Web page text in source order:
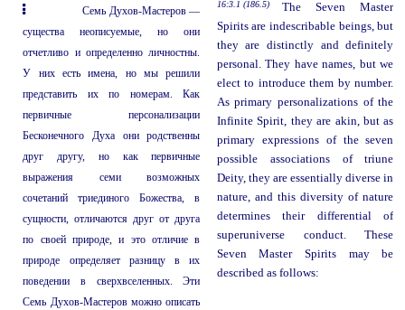
Семь Духов-Мастеров —
существа неописуемые, но они
отчетливо и определенно личностны.
У них есть имена, но мы решили
представить их по номерам. Как
первичные персонализации
Бесконечного Духа они родственны
друг другу, но как первичные
выражения семи возможных
сочетаний триединого Божества, в
сущности, отличаются друг от друга
по своей природе, и это отличие в
природе определяет разницу в их
поведении в сверхвселенных. Эти
Семь Духов-Мастеров можно описать
16:3.1 (186.5)
The Seven Master
Spirits are indescribable beings, but
they are distinctly and definitely
personal. They have names, but we
elect to introduce them by number.
As primary personalizations of the
Infinite Spirit, they are akin, but as
primary expressions of the seven
possible associations of triune
Deity, they are essentially diverse in
nature, and this diversity of nature
determines their differential of
superuniverse conduct. These
Seven Master Spirits may be
described as follows: